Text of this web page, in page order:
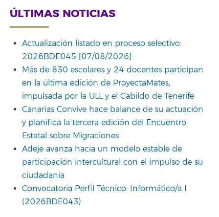
ÚLTIMAS NOTICIAS
Actualización listado en proceso selectivo:
2026BDE045 [07/08/2026]
Más de 830 escolares y 24 docentes participan
en la última edición de ProyectaMates,
impulsada por la ULL y el Cabildo de Tenerife
Canarias Convive hace balance de su actuación
y planifica la tercera edición del Encuentro
Estatal sobre Migraciones
Adeje avanza hacia un modelo estable de
participación intercultural con el impulso de su
ciudadanía
Convocatoria Perfil Técnico: Informático/a I
(2026BDE043)